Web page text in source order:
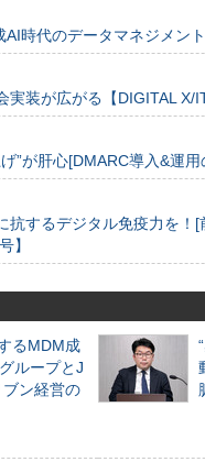
時代のデータマネジメン
装が広がる【DIGITAL X/
”が肝心[DMARC導入&運
するデジタル免疫力を！
】
るMDM成
ループとJ
ン経営の